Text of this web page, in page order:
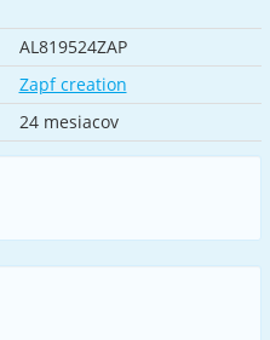
AL819524ZAP
Zapf creation
24 mesiacov